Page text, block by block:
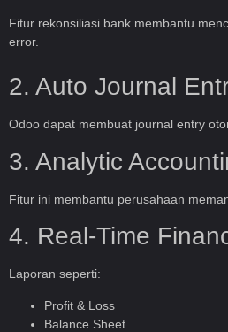
Fitur rekonsiliasi bank membantu
error.
2. Auto Journal
Odoo dapat membuat journal entry
3. Analytic
Fitur ini membantu perusahaan
4. Real-Time
Laporan seperti:
Profit & Loss
Balance Sheet